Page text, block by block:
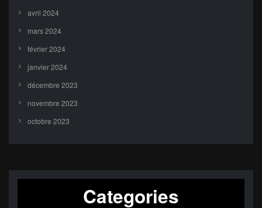
avril 2024
mars 2024
février 2024
janvier 2024
décembre 2023
novembre 2023
octobre 2023
Categories